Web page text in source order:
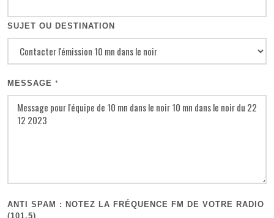
SUJET OU DESTINATION
MESSAGE *
ANTI SPAM : NOTEZ LA FRÉQUENCE FM DE VOTRE RADIO
(101.5)